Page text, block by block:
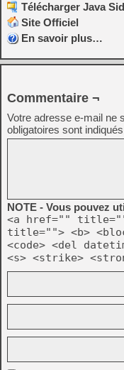
Télécharger Java
Site Officiel
En savoir plus…
Commentaire ¬
Votre adresse e-mail ne
obligatoires sont
NOTE - Vous pouvez
<a href=""
title=""> <b>
<code> <del
<s> <strike>